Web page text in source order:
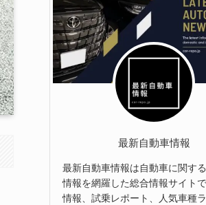
最新自動車情報
最新自動車情報は自動車に関す
情報を網羅した総合情報サイト
情報、試乗レポート、人気車種